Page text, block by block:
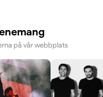
på vår webbplats